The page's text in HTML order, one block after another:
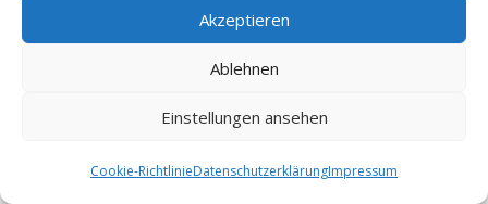
Akzeptieren
Ablehnen
Einstellungen ansehen
Cookie-RichtlinieDatenschutzerklärungImpressum
Blaustein Württemberg
Neu-Ulm Steinheim (12.89 km)
Neu-Ulm Jedelhausen
Ulm Westerhausen
Ulm Donau (13.05 km)